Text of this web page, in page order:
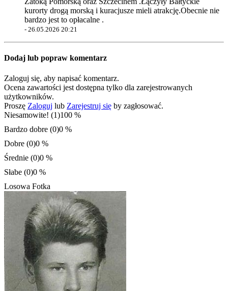
kurorty drogą morską i kuracjusze mieli atrakcję.Obecnie nie
bardzo jest to opłacalne .
- 26.05.2026 20:21
Dodaj lub popraw komentarz
Zaloguj się, aby napisać komentarz.
Ocena zawartości jest dostępna tylko dla zarejestrowanych
użytkowników.
Proszę Zaloguj lub Zarejestruj się by zagłosować.
Niesamowite! (1)100 %
Bardzo dobre (0)0 %
Dobre (0)0 %
Średnie (0)0 %
Słabe (0)0 %
Losowa Fotka